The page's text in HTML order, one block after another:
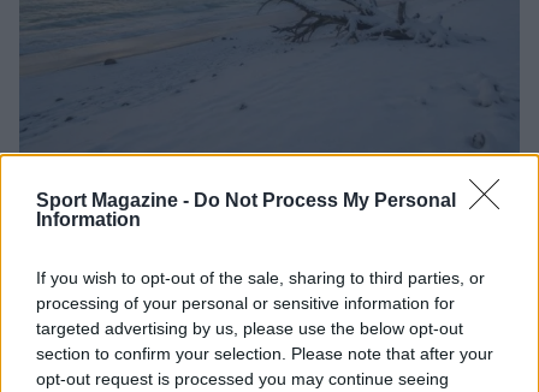
Sport Magazine - Do Not Process My Personal
Information
If you wish to opt-out of the sale, sharing to third parties, or
processing of your personal or sensitive information for
targeted advertising by us, please use the below opt-out
section to confirm your selection. Please note that after your
opt-out request is processed you may continue seeing
Nuova Zelanda: ondata di freddo eccezionale porta
neve a bassa quota
NOTIZIE